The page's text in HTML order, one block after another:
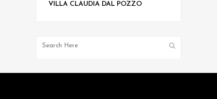
VILLA CLAUDIA DAL POZZO